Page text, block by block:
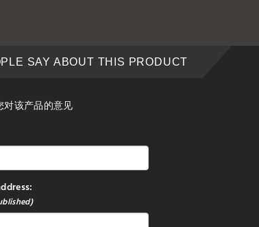
SAY ABOUT THIS PRODUCT
对该产品的意见